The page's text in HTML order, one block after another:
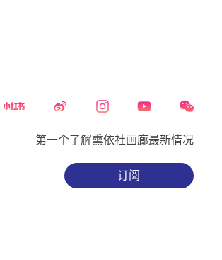
第一个了解熏依社画廊最新情况
订阅